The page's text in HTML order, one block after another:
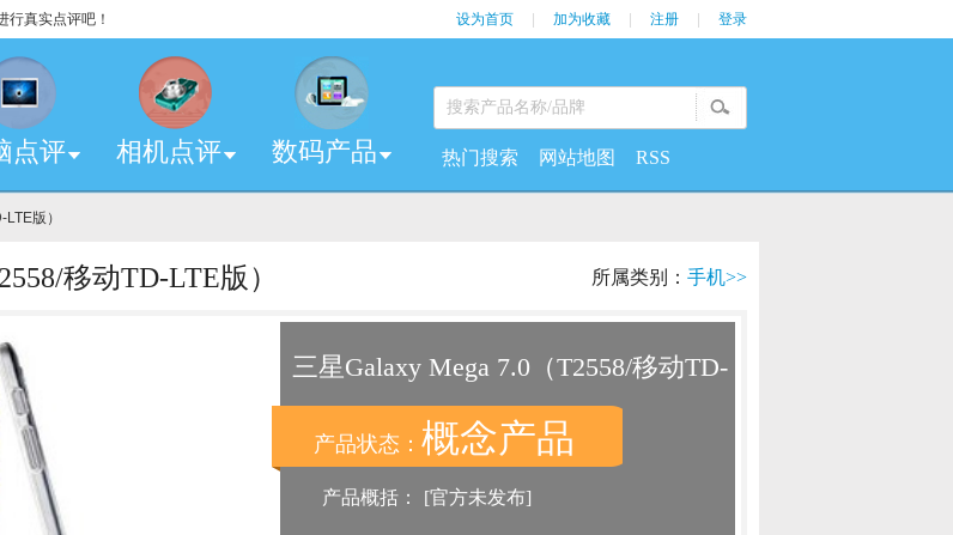
行真实点评吧！ 设为首页 加为收藏 注册 登录
点评 相机点评 数码产品 热门搜索 网站地图 RSS
版）
移动TD-LTE版） 所属类别： 手机>>
三星Galaxy Mega 7.0（T2558/移动TD-
LTE版）
产品状态： 概念产品
产品概括： [官方未发布]